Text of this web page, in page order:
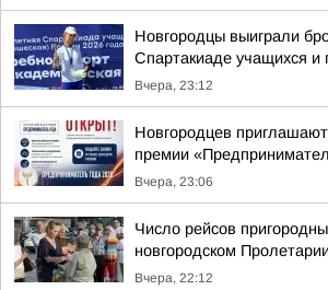
Новгородцы выиграли
Спартакиаде учащихся и
Вчера, 23:12
Новгородцев
премии
Вчера, 23:06
Число рейсов
новгородском
Вчера, 22:12